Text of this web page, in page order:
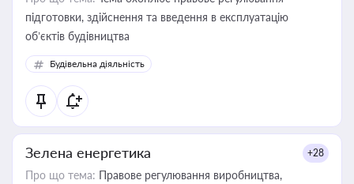
підготовки, здійснення та введення в експлуатацію
об’єктів будівництва
Будівельна діяльність
Зелена енергетика +28
Про що тема: Правове регулювання виробництва,